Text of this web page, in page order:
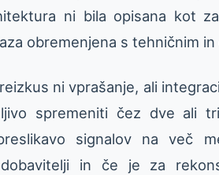
ni bila opisana kot
obremenjena s tehničnim
ni vprašanje, ali
spremeniti čez dve ali
signalov na več
in če je za